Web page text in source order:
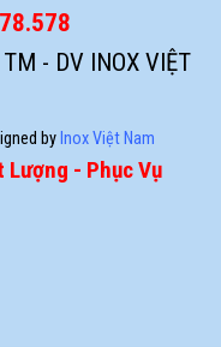
- DV INOX VIỆT
byInox Việt Nam
Lượng - Phục Vụ